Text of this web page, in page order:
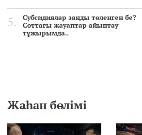
Субсидиялар заңды төленген бе?
Соттағы жауаптар айыптау
тұжырымда..
Жаһан бөлімі